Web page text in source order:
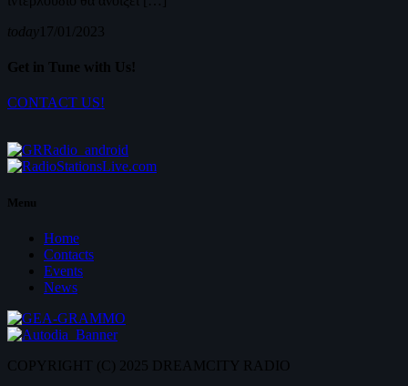
today 17/01/2023
Get in Tune with Us!
CONTACT US!
Menu
Home
Contacts
Events
News
COPYRIGHT (C) 2025 DREAMCITY RADIO